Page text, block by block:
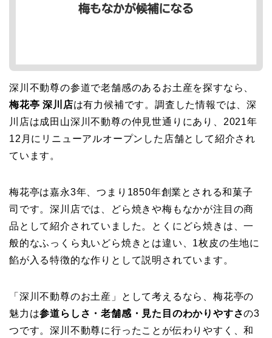
深川不動尊の参道で老舗感のあるお土産を探すなら、
梅花亭 深川店は有力候補です。調査した情報では、深
川店は成田山深川不動尊の仲見世通りにあり、2021年
12月にリニューアルオープンした店舗として紹介され
ています。
梅花亭は嘉永3年、つまり1850年創業とされる和菓子
司です。深川店では、どら焼きや梅もなかが注目の商
品として紹介されていました。とくにどら焼きは、一
般的なふっくら丸いどら焼きとは違い、1枚皮の生地に
餡が入る特徴的な作りとして説明されています。
「深川不動尊のお土産」として考えるなら、梅花亭の
魅力は参道らしさ・老舗感・見た目のわかりやすさの3
つです。深川不動尊に行ったことが伝わりやすく、和